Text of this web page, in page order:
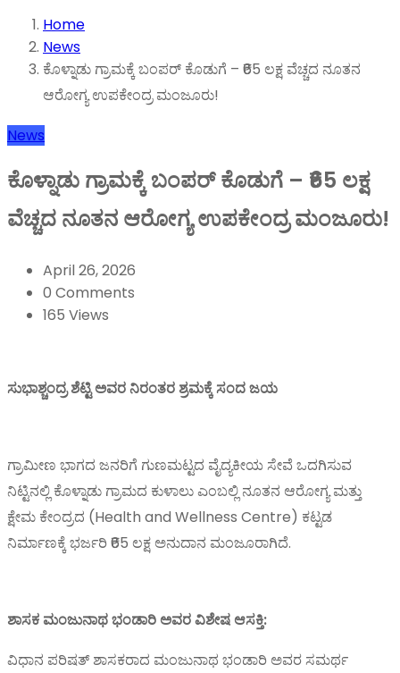
Home
News
ಕೊಳ್ನಾಡು ಗ್ರಾಮಕ್ಕೆ ಬಂಪರ್ ಕೊಡುಗೆ – ₹65 ಲಕ್ಷ ವೆಚ್ಚದ ನೂತನ
ಆರೋಗ್ಯ ಉಪಕೇಂದ್ರ ಮಂಜೂರು!
News
ಕೊಳ್ನಾಡು ಗ್ರಾಮಕ್ಕೆ ಬಂಪರ್ ಕೊಡುಗೆ – ₹65 ಲಕ್ಷ
ವೆಚ್ಚದ ನೂತನ ಆರೋಗ್ಯ ಉಪಕೇಂದ್ರ ಮಂಜೂರು!
April 26, 2026
0 Comments
165 Views
ಸುಭಾಶ್ಚಂದ್ರ ಶೆಟ್ಟಿ ಅವರ ನಿರಂತರ ಶ್ರಮಕ್ಕೆ ಸಂದ ಜಯ
ಗ್ರಾಮೀಣ ಭಾಗದ ಜನರಿಗೆ ಗುಣಮಟ್ಟದ ವೈದ್ಯಕೀಯ ಸೇವೆ ಒದಗಿಸುವ
ನಿಟ್ಟಿನಲ್ಲಿ ಕೊಳ್ನಾಡು ಗ್ರಾಮದ ಕುಳಾಲು ಎಂಬಲ್ಲಿ ನೂತನ ಆರೋಗ್ಯ ಮತ್ತು
ಕ್ಷೇಮ ಕೇಂದ್ರದ (Health and Wellness Centre) ಕಟ್ಟಡ
ನಿರ್ಮಾಣಕ್ಕೆ ಭರ್ಜರಿ ₹65 ಲಕ್ಷ ಅನುದಾನ ಮಂಜೂರಾಗಿದೆ.
ಶಾಸಕ ಮಂಜುನಾಥ ಭಂಡಾರಿ ಅವರ ವಿಶೇಷ ಆಸಕ್ತಿ:
ವಿಧಾನ ಪರಿಷತ್ ಶಾಸಕರಾದ ಮಂಜುನಾಥ ಭಂಡಾರಿ ಅವರ ಸಮರ್ಥ